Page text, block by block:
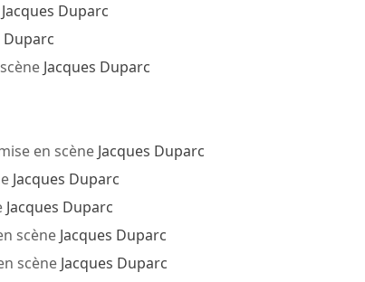
Jacques Duparc
Duparc
Jacques Duparc
en scène Jacques Duparc
Jacques Duparc
Jacques Duparc
scène Jacques Duparc
scène Jacques Duparc